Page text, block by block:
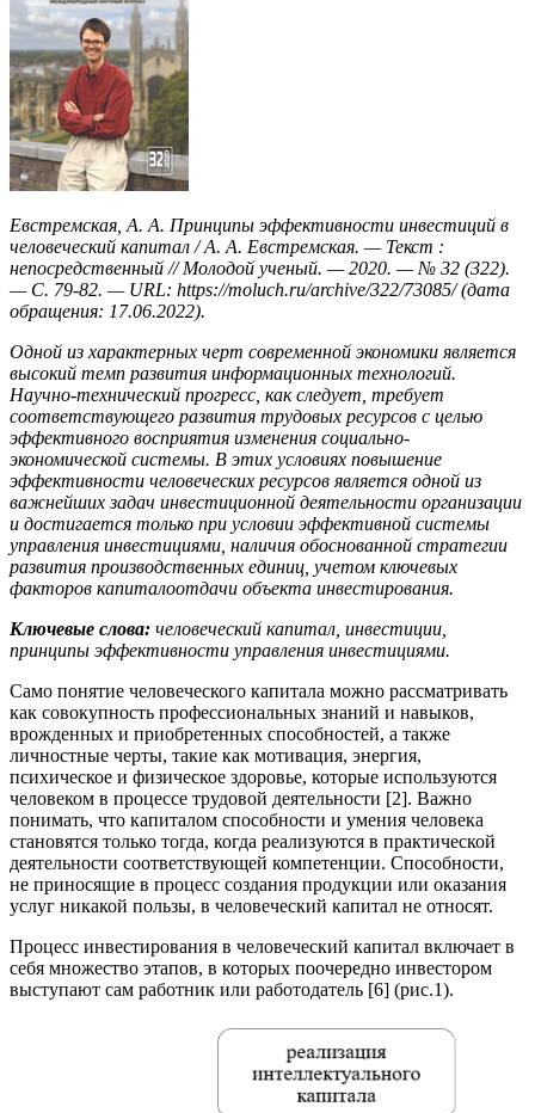
Евстремская, А. А. Принципы эффективности инвестиций в
человеческий капитал / А. А. Евстремская. — Текст :
непосредственный // Молодой ученый. — 2020. — № 32 (322).
— С. 79-82. — URL: https://moluch.ru/archive/322/73085/ (дата
обращения: 17.06.2022).
Одной из характерных черт современной экономики является
высокий темп развития информационных технологий.
Научно-технический прогресс, как следует, требует
соответствующего развития трудовых ресурсов с целью
эффективного восприятия изменения социально-
экономической системы. В этих условиях повышение
эффективности человеческих ресурсов является одной из
важнейших задач инвестиционной деятельности организации
и достигается только при условии эффективной системы
управления инвестициями, наличия обоснованной стратегии
развития производственных единиц, учетом ключевых
факторов капиталоотдачи объекта инвестирования.
Ключевые слова: человеческий капитал, инвестиции,
принципы эффективности управления инвестициями.
Само понятие человеческого капитала можно рассматривать
как совокупность профессиональных знаний и навыков,
врожденных и приобретенных способностей, а также
личностные черты, такие как мотивация, энергия,
психическое и физическое здоровье, которые используются
человеком в процессе трудовой деятельности [2]. Важно
понимать, что капиталом способности и умения человека
становятся только тогда, когда реализуются в практической
деятельности соответствующей компетенции. Способности,
не приносящие в процесс создания продукции или оказания
услуг никакой пользы, в человеческий капитал не относят.
Процесс инвестирования в человеческий капитал включает в
себя множество этапов, в которых поочередно инвестором
выступают сам работник или работодатель [6] (рис.1).